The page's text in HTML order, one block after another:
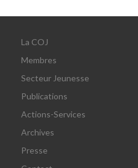
La COJ
Membres
Secteur Jeunesse
Publications
Actions-Services
Archives
Presse